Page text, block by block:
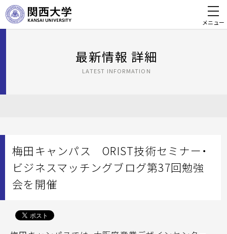
メニュー
最新情報 詳細
LATEST INFORMATION
梅田キャンパス ORIST技術セミナー・
ビジネスマッチングブログ第37回勉強
会を開催